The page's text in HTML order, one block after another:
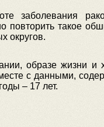
заболевания
повторить такое
округов.
образе жизни и
с данными,
– 17 лет.